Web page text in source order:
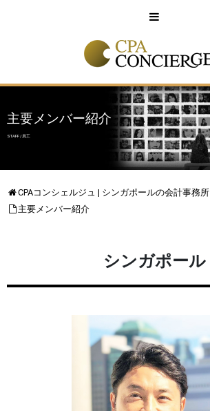
主要メンバー紹介
STAFF / 員工
CPAコンシェルジュ | シンガポールの会計事務所
主要メンバー紹介
シンガポール